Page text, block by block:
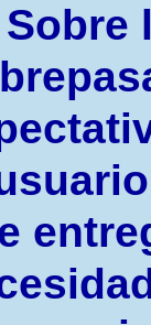
Sobre